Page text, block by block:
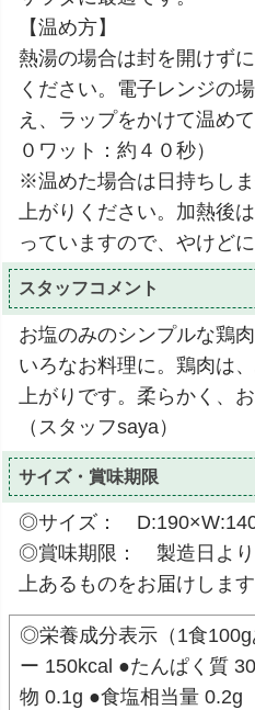
【温め方】
熱湯の場合は封を開けず
ください。電子レンジの
え、ラップをかけて温め
０ワット：約４０秒）
※温めた場合は日持ちし
上がりください。加熱後
っていますので、やけど
スタッフコメント
お塩のみのシンプルな鶏
いろなお料理に。鶏肉は
上がりです。柔らかく、
（スタッフsaya）
サイズ・賞味期限
◎サイズ：
◎賞味期限： 製造日よ
上あるものをお届けします
◎栄養成分表示（1食
ー 150kcal ●たんぱく質
物 0.1g ●食塩相当量 0.2g